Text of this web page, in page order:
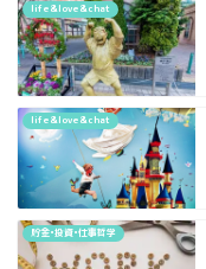
life&love&chat
life&love&chat
貯金•投資•仕事哲学